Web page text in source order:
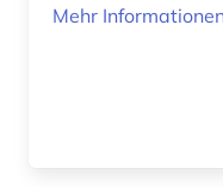
Mehr